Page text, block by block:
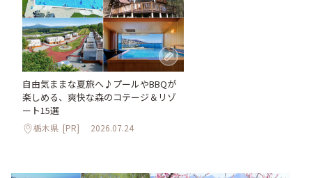
自由気ままな夏旅へ♪プールやBBQが
楽しめる、爽快な森のコテージ＆リゾ
ート15選
栃木県 [PR] 2026.07.24